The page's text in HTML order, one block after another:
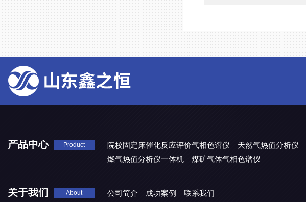
产品中心 Product 院校固定床催化反应评价气相色谱仪 天然气热值分析仪
燃气热值分析仪一体机
煤矿气体气相色谱仪
关于我们 About 公司简介 成功案例 联系我们